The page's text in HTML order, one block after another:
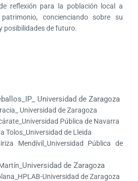
reflexión para la población local a
concienciando sobre su
posibilidades de futuro.
Universidad de Zaragoza
Universidad de Zaragoza
Pública de Navarra
Tolos_Universidad de Lleida
Mendívil_Universidad Pública de
Universidad de Zaragoza
Universidad de Zaragoza